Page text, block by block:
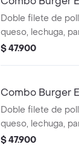
Doble filete de
queso, lechuga,
picante estilo
$ 47.900
Combo Burger
Doble filete de
queso, lechuga,
ranch, francesa
$ 47.900